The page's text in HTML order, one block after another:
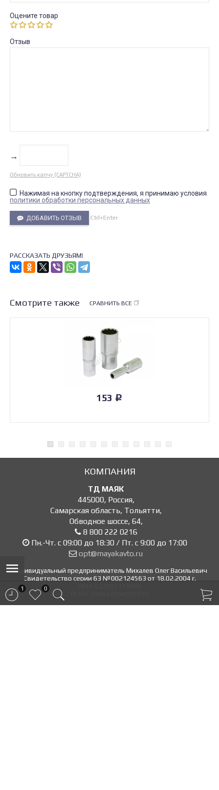
Оцените товар
Отзыв
→
Обновить капчу (CAPTCHA)
Нажимая на кнопку подтверждения, я принимаю условия
политики обработки персональных данных
ДОБАВИТЬ ОТЗЫВ Ctrl+Enter
РАССКАЗАТЬ ДРУЗЬЯМ!
Смотрите также СРАВНИТЬ ВСЕ
153 Р
КОМПАНИЯ
ТД МАЯК
445000, Россия,
Самарская область, Тольятти,
Обводное шоссе, 64,
8 800 222 0216
Пн.-Чт. с 09:00 до 18:30 / Пт. с 9:00 до 17:00
opt@mayakavto.ru
Индивидуальный предприниматель Михалев Олег Васильевич
Свидетельство серии 63 №002124563 от 18.02.2004 г.
1 0